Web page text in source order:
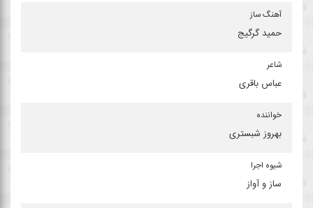
آهنگ ساز
حمید گرگیج
شاعر
عباس باقری
خواننده
بهروز شبستری
شیوه اجرا
ساز و آواز